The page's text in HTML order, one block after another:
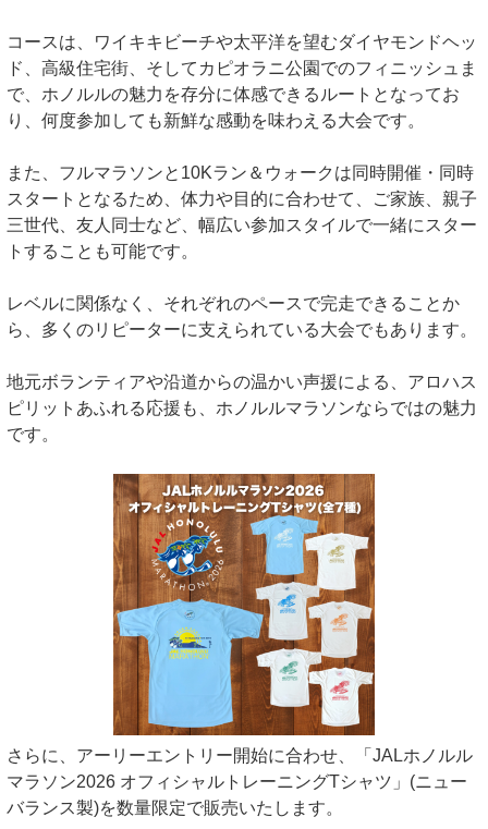
コースは、ワイキキビーチや太平洋を望むダイヤモンドヘッ
ド、高級住宅街、そしてカピオラニ公園でのフィニッシュま
で、ホノルルの魅力を存分に体感できるルートとなってお
り、何度参加しても新鮮な感動を味わえる大会です。
また、フルマラソンと10Kラン＆ウォークは同時開催・同時
スタートとなるため、体力や目的に合わせて、ご家族、親子
三世代、友人同士など、幅広い参加スタイルで一緒にスター
トすることも可能です。
レベルに関係なく、それぞれのペースで完走できることか
ら、多くのリピーターに支えられている大会でもあります。
地元ボランティアや沿道からの温かい声援による、アロハス
ピリットあふれる応援も、ホノルルマラソンならではの魅力
です。
さらに、アーリーエントリー開始に合わせ、「JALホノルル
マラソン2026 オフィシャルトレーニングTシャツ」(ニュー
バランス製)を数量限定で販売いたします。